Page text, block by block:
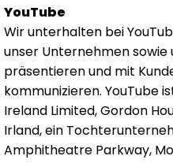
YouTube
Wir unterhalten bei
unser Unternehmen sowie
präsentieren und mit
kommunizieren. YouTube
Ireland Limited, Gordon
Irland, ein
Amphitheatre Parkway,